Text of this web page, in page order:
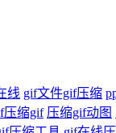
线 gif文件gif压缩
压缩gif 压缩gif动图